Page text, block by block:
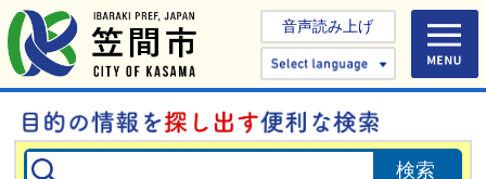
音声読み上げ
Select